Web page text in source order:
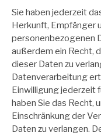
Sie haben jederzeit
Herkunft, Empfänger
personenbezogenen
außerdem ein Recht,
dieser Daten zu
Datenverarbeitung
Einwilligung jederzeit
haben Sie das Recht,
Einschränkung der
Daten zu verlangen.